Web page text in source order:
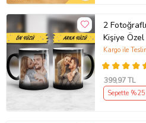
2
Kişiye
Sevgiliye
Ablaya
Arkadaşa
Hediyesi
Kargo ile
399,97 TL
Sepette